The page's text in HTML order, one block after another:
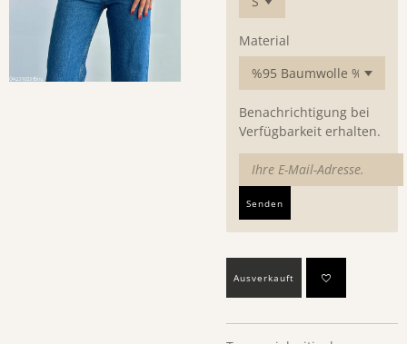
Material
Benachrichtigung bei
Verfügbarkeit erhalten.
Senden
Ausverkauft